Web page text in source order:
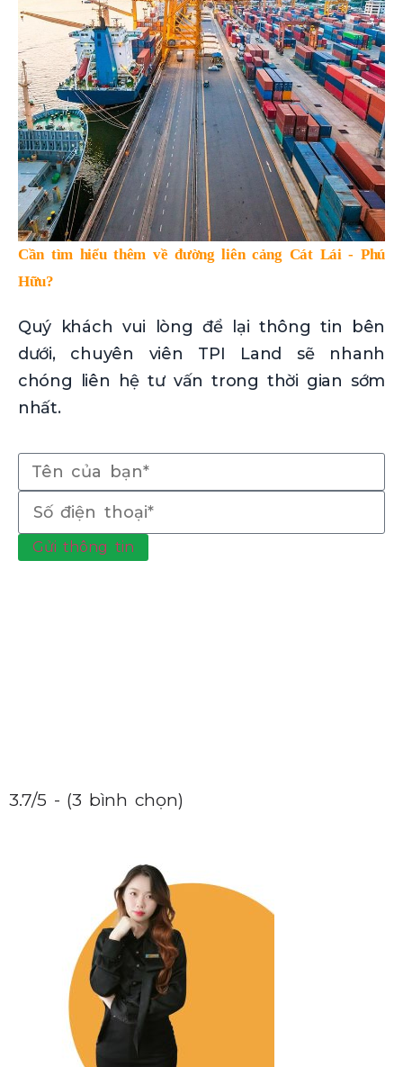
Cần tìm hiểu thêm về đường liên cảng Cát Lái - Phú
Hữu?
Quý khách vui lòng để lại thông tin bên
dưới, chuyên viên TPI Land sẽ nhanh
chóng liên hệ tư vấn trong thời gian sớm
nhất.
Gửi thông tin
3.7/5 - (3 bình chọn)